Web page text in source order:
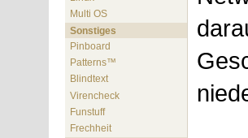
Multi OS
Sonstiges
Pinboard
Patterns™
Blindtext
Virencheck
Funstuff
Frechheit